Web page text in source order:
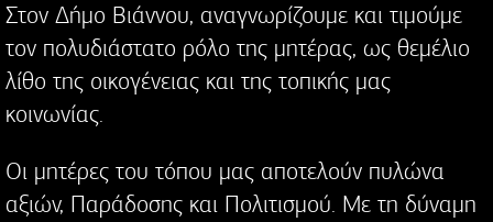
Στον Δήμο Βιάννου, αναγνωρίζουμε και τιμούμε
τον πολυδιάστατο ρόλο της μητέρας, ως θεμέλιο
λίθο της οικογένειας και της τοπικής μας
κοινωνίας.
Οι μητέρες του τόπου μας αποτελούν πυλώνα
αξιών, Παράδοσης και Πολιτισμού. Με τη δύναμη